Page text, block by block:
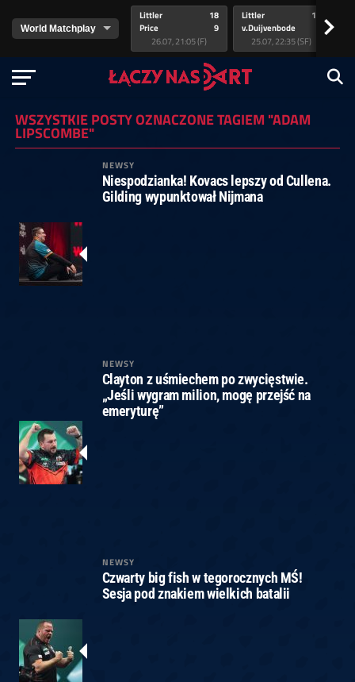
Littler
Price
18
9
26.07, 21:05 (F)
Littler
v.Duijvenbode
17
25.07, 22:35 (SF)
>
WSZYSTKIE POSTY OZNACZONE TAGIEM "ADAM
LIPSCOMBE"
NEWSY
Niespodzianka! Kovacs lepszy od Cullena.
Gilding wypunktował Nijmana
NEWSY
Clayton z uśmiechem po zwycięstwie.
„Jeśli wygram milion, mogę przejść na
emeryturę”
NEWSY
Czwarty big fish w tegorocznych MŚ!
Sesja pod znakiem wielkich batalii